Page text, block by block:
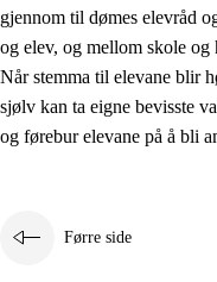
gjennom til dømes elevråd
og elev, og mellom skole og
Når stemma til elevane blir
sjølv kan ta eigne bevisste
og førebur elevane på å bli
Førre side